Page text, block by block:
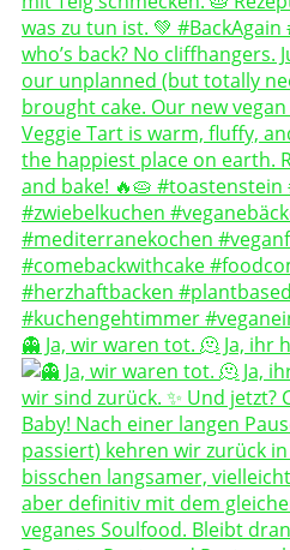
👻 Ja, wir waren tot. 🫠 Ja, ihr